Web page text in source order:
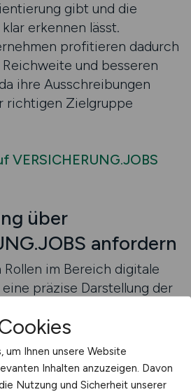
gibt und die
erkennen lässt.
profitieren dadurch
und besseren
ihre Ausschreibungen
richtigen Zielgruppe
VERSICHERUNG.JOBS
über
anfordern
Rollen im Bereich digitale
präzise Darstellung der
Viele
stehen vor der
Komplexität klar und
Stellenanzeige abzubilden.
um Ihnen unsere Website
Inhalten anzuzeigen. Davon
Nutzung und Sicherheit unserer